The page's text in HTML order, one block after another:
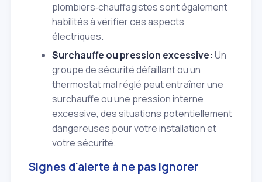
plombiers‑chauffagistes sont également
habilités à vérifier ces aspects
électriques.
Surchauffe ou pression excessive: Un
groupe de sécurité défaillant ou un
thermostat mal réglé peut entraîner une
surchauffe ou une pression interne
excessive, des situations potentiellement
dangereuses pour votre installation et
votre sécurité.
Signes d'alerte à ne pas ignorer